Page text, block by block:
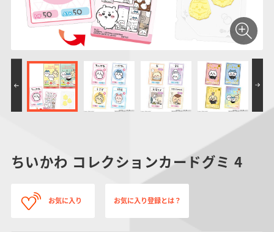
PROJECT R.E.D.・
スーパー戦隊シリー
ズ
ポケットモンスター
サンリオキャラクタ
ーズ
つりグミ SMPシリーズ キャラデコ
ちいかわ コレクションカードグミ 4
お気に入り お気に入り登録とは？